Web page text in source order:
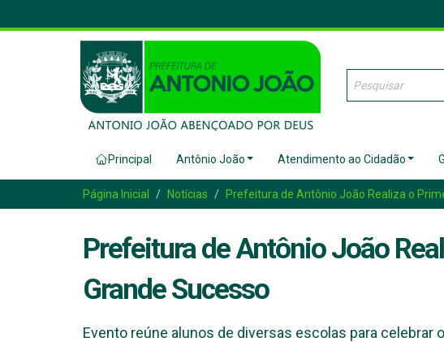
Principal Antônio João Atendimento ao Cidadão
Página Inicial Notícias Prefeitura de Antônio João Realiza o
Prefeitura de Antônio João
Grande Sucesso
Evento reúne alunos de diversas escolas para